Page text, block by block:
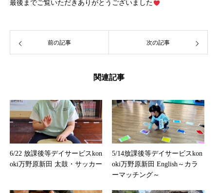
最後までご覧いただきありがとうございました
前の記事 次の記事
関連記事
6/22 放課後等デイサービスkon
oki万野原新田 太鼓・サッカー
5/14放課後等デイサービスkon
oki万野原新田 English～カラ
ーマッチング～